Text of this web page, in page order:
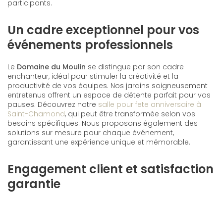
participants.
Un cadre exceptionnel pour vos
événements professionnels
Le Domaine du Moulin se distingue par son cadre
enchanteur, idéal pour stimuler la créativité et la
productivité de vos équipes. Nos jardins soigneusement
entretenus offrent un espace de détente parfait pour vos
pauses. Découvrez notre salle pour fete anniversaire à
Saint-Chamond, qui peut être transformée selon vos
besoins spécifiques. Nous proposons également des
solutions sur mesure pour chaque événement,
garantissant une expérience unique et mémorable.
Engagement client et satisfaction
garantie